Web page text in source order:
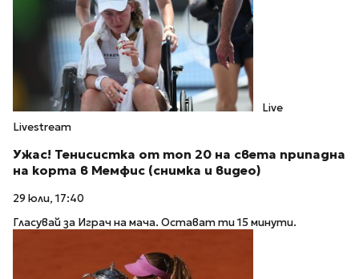
Live
Livestream
Ужас! Тенисистка от топ 20 на света припадна
на корта в Мемфис (снимка и видео)
29 юли, 17:40
Гласувай за Играч на мача. Остават ти 15 минути.